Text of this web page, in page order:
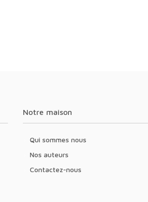
Notre maison
Qui sommes nous
Nos auteurs
Contactez-nous